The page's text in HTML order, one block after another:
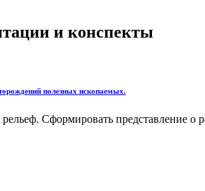
и конспекты
полезных ископаемых.
Сформировать представление